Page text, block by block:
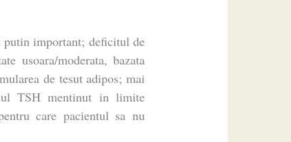
important; deficitul de
usoara/moderata, bazata
de tesut adipos; mai
TSH mentinut in limite
care pacientul sa nu